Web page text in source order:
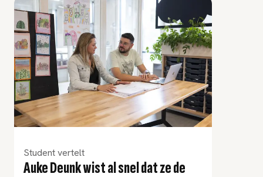
overslaan
Student vertelt
Auke Deunk wist al snel dat ze de